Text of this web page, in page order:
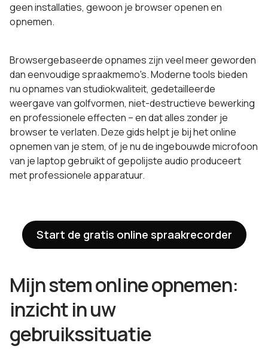
geen installaties, gewoon je browser openen en
opnemen.
Browsergebaseerde opnames zijn veel meer geworden
dan eenvoudige spraakmemo's. Moderne tools bieden
nu opnames van studiokwaliteit, gedetailleerde
weergave van golfvormen, niet-destructieve bewerking
en professionele effecten – en dat alles zonder je
browser te verlaten. Deze gids helpt je bij het online
opnemen van je stem, of je nu de ingebouwde microfoon
van je laptop gebruikt of gepolijste audio produceert
met professionele apparatuur.
Start de gratis online spraakrecorder
Mijn stem online opnemen:
inzicht in uw
gebruikssituatie